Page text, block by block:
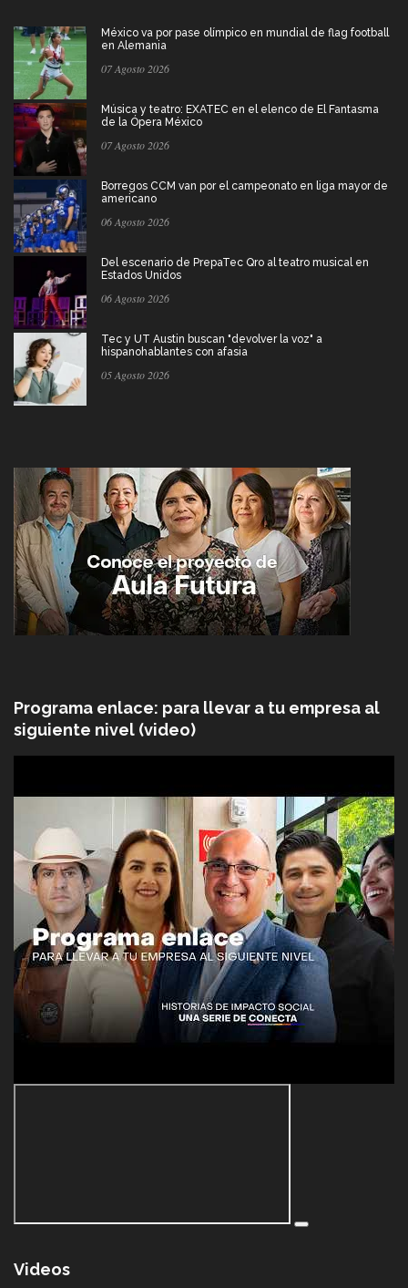
México va por pase olímpico en mundial de flag football
en Alemania
07 Agosto 2026
Música y teatro: EXATEC en el elenco de El Fantasma
de la Ópera México
07 Agosto 2026
Borregos CCM van por el campeonato en liga mayor de
americano
06 Agosto 2026
Del escenario de PrepaTec Qro al teatro musical en
Estados Unidos
06 Agosto 2026
Tec y UT Austin buscan "devolver la voz" a
hispanohablantes con afasia
05 Agosto 2026
Programa enlace: para llevar a tu empresa al
siguiente nivel (video)
Videos